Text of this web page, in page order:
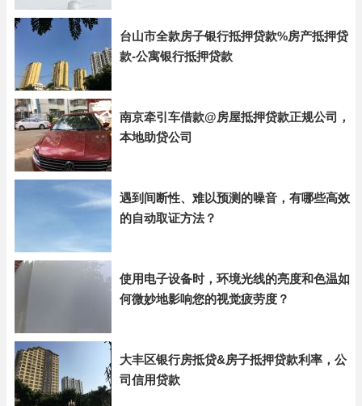
台山市全款房子银行抵押贷款%房产抵押贷
款-公寓银行抵押贷款
南京牵引车借款@房屋抵押贷款正规公司，
本地助贷公司
遇到间断性、难以预测的噪音，有哪些高效
的自动取证方法？
使用电子设备时，环境光线的亮度和色温如
何微妙地影响您的视觉疲劳度？
大丰区银行房抵贷&房子抵押贷款利率，公
司信用贷款